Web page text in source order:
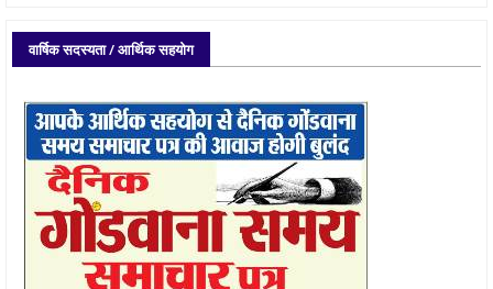
वार्षिक सदस्यता / आर्थिक सहयोग